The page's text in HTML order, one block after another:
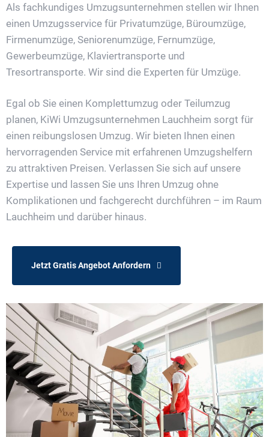
Als fachkundiges Umzugsunternehmen stellen wir Ihnen
einen Umzugsservice für Privatumzüge, Büroumzüge,
Firmenumzüge, Seniorenumzüge, Fernumzüge,
Gewerbeumzüge, Klaviertransporte und
Tresortransporte. Wir sind die Experten für Umzüge.
Egal ob Sie einen Komplettumzug oder Teilumzug
planen, KiWi Umzugsunternehmen Lauchheim sorgt für
einen reibungslosen Umzug. Wir bieten Ihnen einen
hervorragenden Service mit erfahrenen Umzugshelfern
zu attraktiven Preisen. Verlassen Sie sich auf unsere
Expertise und lassen Sie uns Ihren Umzug ohne
Komplikationen und fachgerecht durchführen – im Raum
Lauchheim und darüber hinaus.
Jetzt Gratis Angebot Anfordern